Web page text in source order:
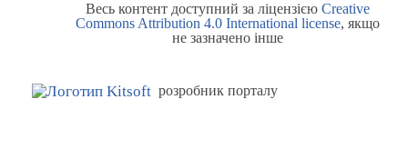
Весь контент доступний за ліцензією Creative
Commons Attribution 4.0 International license, якщо
не зазначено інше
розробник порталу